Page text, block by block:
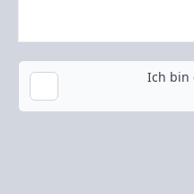
Kopie an meine E-